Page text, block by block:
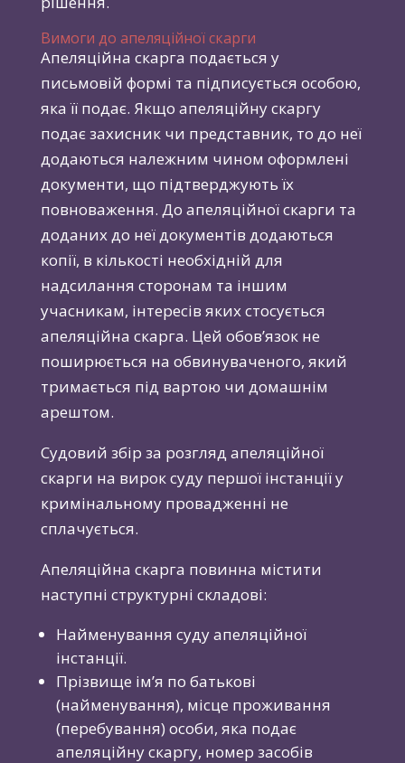
Вимоги до апеляційної скарги
Апеляційна скарга подається у
письмовій формі та підписується особою,
яка її подає. Якщо апеляційну скаргу
подає захисник чи представник, то до неї
додаються належним чином оформлені
документи, що підтверджують їх
повноваження. До апеляційної скарги та
доданих до неї документів додаються
копії, в кількості необхідній для
надсилання сторонам та іншим
учасникам, інтересів яких стосується
апеляційна скарга. Цей обов’язок не
поширюється на обвинуваченого, який
тримається під вартою чи домашнім
арештом.
Судовий збір за розгляд апеляційної
скарги на вирок суду першої інстанції у
кримінальному провадженні не
сплачується.
Апеляційна скарга повинна містити
наступні структурні складові:
Найменування суду апеляційної
інстанції.
Прізвище ім’я по батькові
(найменування), місце проживання
(перебування) особи, яка подає
апеляційну скаргу, номер засобів